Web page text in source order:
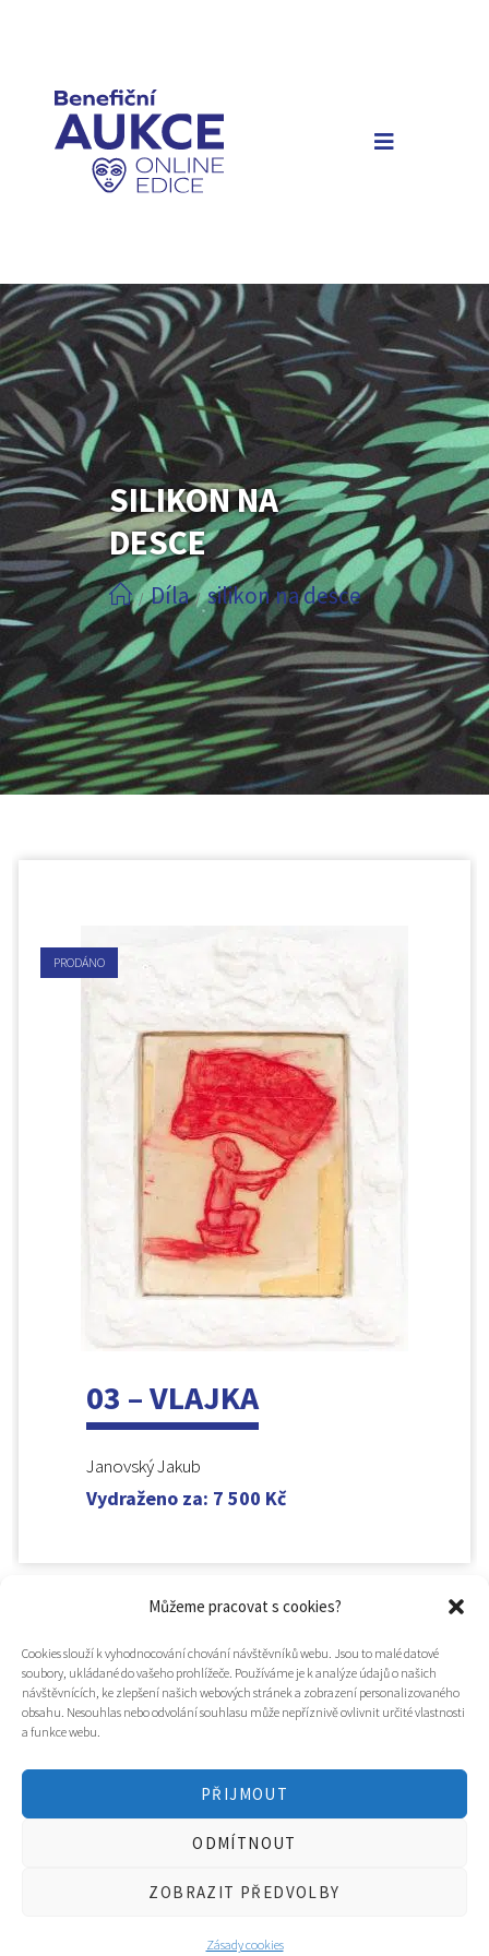
Můžeme pracovat s cookies?
Cookies slouží k vyhodnocování chování návštěvníků webu. Jsou to malé datové
soubory, ukládané do vašeho prohlížeče. Používáme je k analýze údajů o našich
návštěvnících, ke zlepšení našich webových stránek a zobrazení personalizovaného
obsahu. Nesouhlas nebo odvolání souhlasu může nepříznivě ovlivnit určité vlastnosti
a funkce webu.
PŘIJMOUT
ODMÍTNOUT
ZOBRAZIT PŘEDVOLBY
Zásady cookies
SILIKON NA
DESCE
/ Díla / silikon na desce
PRODÁNO
03 – VLAJKA
Janovský Jakub
Vydraženo za: 7 500 Kč
Tvorba webu a design WOOP.design/